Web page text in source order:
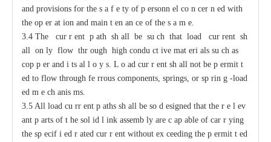
and provisions for the s a f e ty of p ersonn el co n cer n ed with
the op er at ion and main t en an ce of the s a m e
3.4 The cur r ent p ath sh all be su ch that load cur rent sh
all on ly flow thr ough high condu ct ive mat eri als su ch as
cop p er and i ts al l o y s L o ad cur r ent sh all not be p ermit t
ed to flow through fe rrous components, springs, or sp rin g -load
ed m e ch anis ms.
3.5 All load cu rr ent p aths sh all be so d esigned that the r e l ev
ant p arts of t he sol id l ink assemb ly are c ap able of car r ying
the sp ecif i ed r ated cur r ent without ex ceeding the p ermit t ed